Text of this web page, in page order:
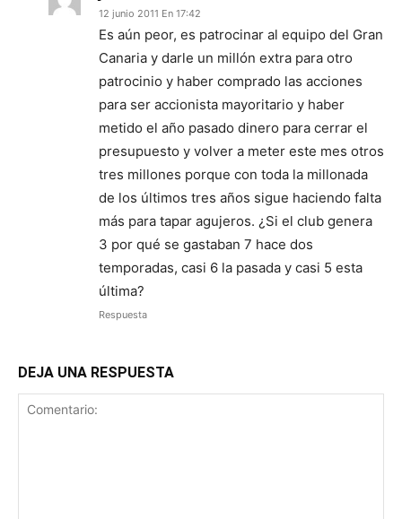
12 junio 2011 En 17:42
Es aún peor, es patrocinar al equipo del Gran
Canaria y darle un millón extra para otro
patrocinio y haber comprado las acciones
para ser accionista mayoritario y haber
metido el año pasado dinero para cerrar el
presupuesto y volver a meter este mes otros
tres millones porque con toda la millonada
de los últimos tres años sigue haciendo falta
más para tapar agujeros. ¿Si el club genera
3 por qué se gastaban 7 hace dos
temporadas, casi 6 la pasada y casi 5 esta
última?
Respuesta
DEJA UNA RESPUESTA